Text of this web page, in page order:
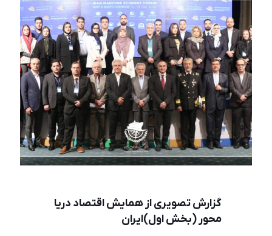
گزارش تصویری از همایش اقتصاد دریا
محور (بخش اول)ایران